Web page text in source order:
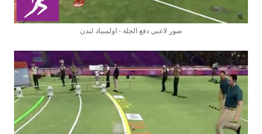
صور لاعبي دفع الجلة - اولمبياد لندن